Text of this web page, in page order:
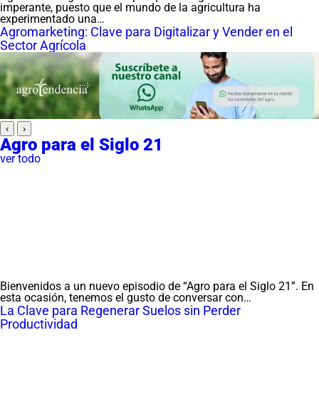
imperante, puesto que el mundo de la agricultura ha
experimentado una…
Agromarketing: Clave para Digitalizar y Vender en el
Sector Agrícola
‹ ›
Agro para el Siglo 21
ver todo
Bienvenidos a un nuevo episodio de “Agro para el Siglo 21”. En
esta ocasión, tenemos el gusto de conversar con…
La Clave para Regenerar Suelos sin Perder
Productividad